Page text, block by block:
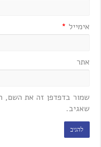
אימייל *
אתר
שמור בדפדפן זה את השם,
שאגיב.